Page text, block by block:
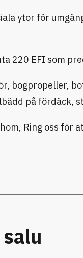
ytor för
220 EFI som
bogpropeller,
på fördäck,
Ring oss för